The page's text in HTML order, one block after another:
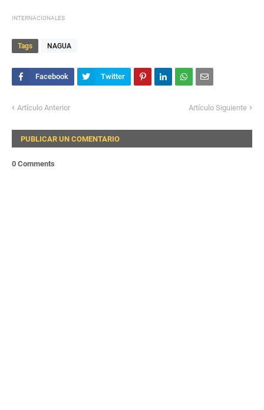
INTERNACIONALES
Tags NAGUA
Artículo Anterior Artículo Siguiente
PUBLICAR UN COMENTARIO
0 Comments